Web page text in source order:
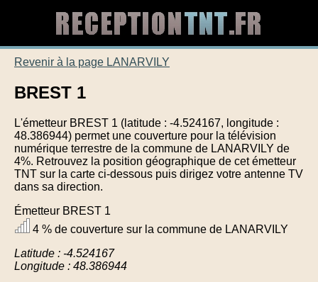
Revenir à la page LANARVILY
BREST 1
L'émetteur BREST 1 (latitude : -4.524167, longitude :
48.386944) permet une couverture pour la télévision
numérique terrestre de la commune de LANARVILY de
4%. Retrouvez la position géographique de cet émetteur
TNT sur la carte ci-dessous puis dirigez votre antenne TV
dans sa direction.
Émetteur BREST 1
4 % de couverture sur la commune de LANARVILY
Latitude : -4.524167
Longitude : 48.386944